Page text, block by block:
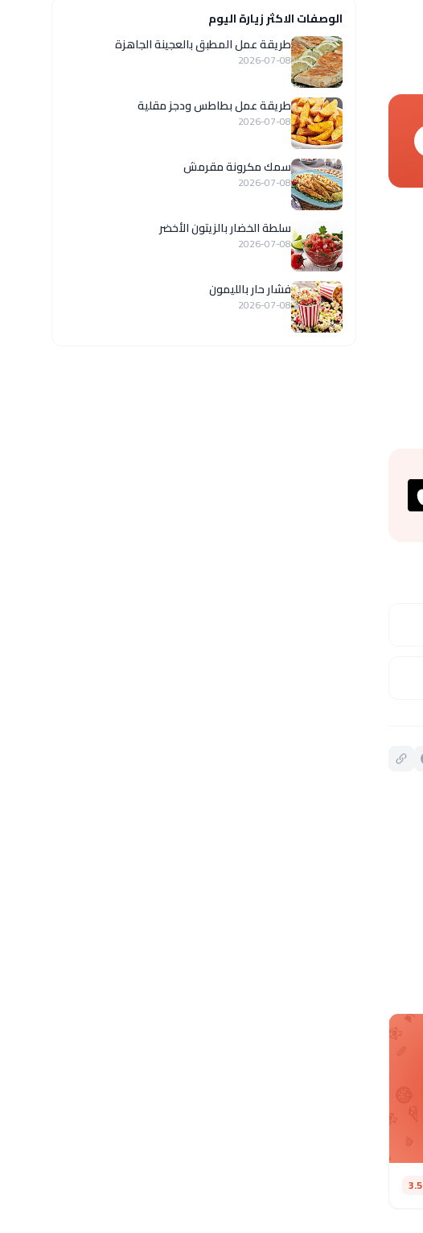
3.5
الوصفات الاكثر زيارة اليوم
طريقة عمل المطبق بالعجينة الجاهزة
2026-07-08
طريقة عمل بطاطس ودجز مقلية
2026-07-08
سمك مكرونة مقرمش
2026-07-08
سلطة الخضار بالزيتون الأخضر
2026-07-08
فشار حار بالليمون
2026-07-08